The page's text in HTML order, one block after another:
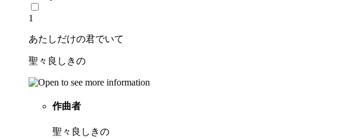
1
あたしだけの君でいて
聖々良しきの
作曲者
聖々良しきの